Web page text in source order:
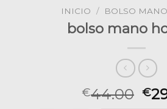
INICIO / BOLSO
bolso mano
€44.00 €